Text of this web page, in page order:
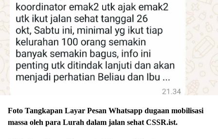
Foto Tangkapan Layar Pesan Whatsapp dugaan mobilisasi
massa oleh para Lurah dalam jalan sehat CSSR.ist.